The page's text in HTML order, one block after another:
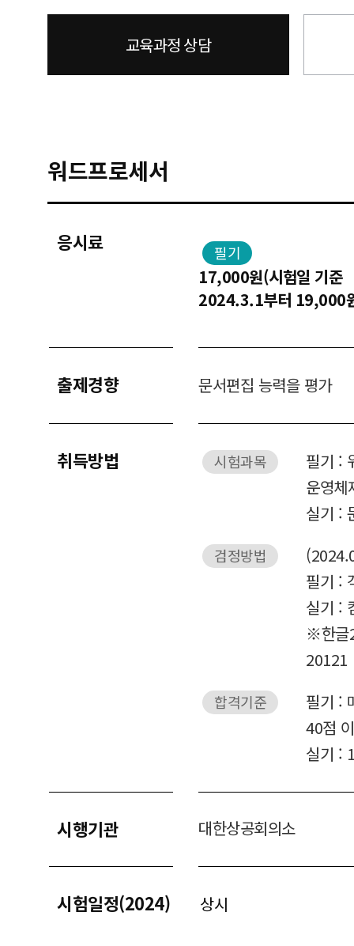
교육과정 상담
워드프로세서
응시료 필기
17,000원(시험일 기준
2024.3.1부터 19,000
출제경향 문서편집 능력을 평가
취득방법 시험과목
필기 :
운영체
실기 :
검정방법
필기 :
실기 :
※한글
20121
합격기준
필기 :
40점
실기 :
시행기관 대한상공회의소
시험일정(2024) 상시